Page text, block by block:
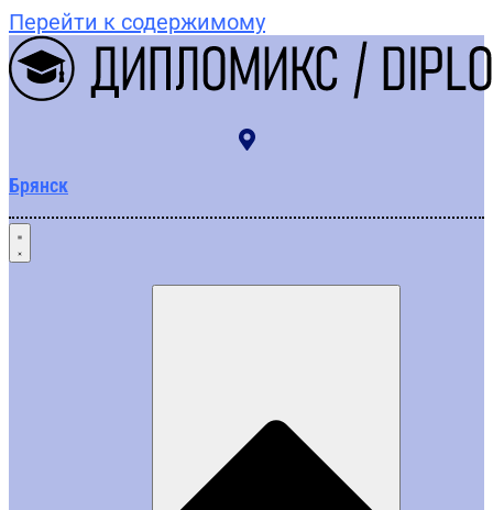
Перейти к содержимому
Брянск